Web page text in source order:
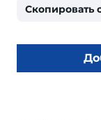
Скопировать